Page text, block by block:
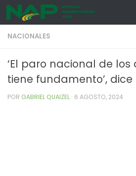
Skip to content
NACIONALES
‘El paro nacional de los
tiene fundamento’,
POR GABRIEL QUAIZEL · 6 AGOSTO, 2024